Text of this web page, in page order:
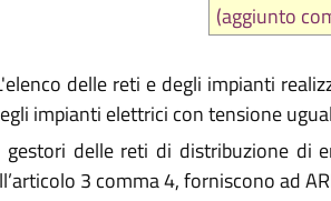
(aggiunto
delle reti e degli impianti
impianti elettrici con tensione
gestori delle reti di distribuzione di
3 comma 4, forniscono ad